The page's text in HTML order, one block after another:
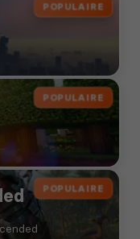
POPULAIRE
POPULAIRE
POPULAIRE